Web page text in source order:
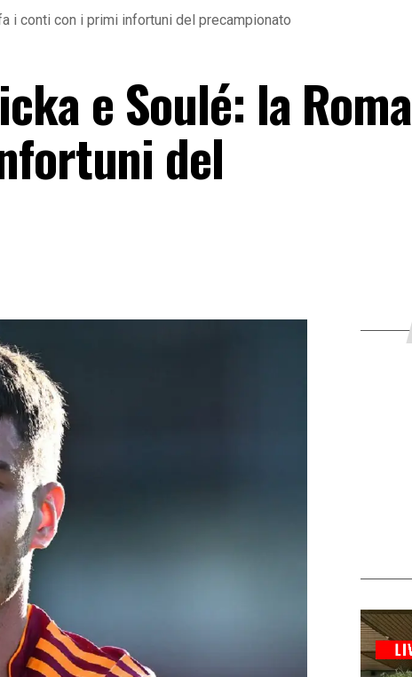
i conti con i primi infortuni del precampionato
e Soulé: la Roma
del